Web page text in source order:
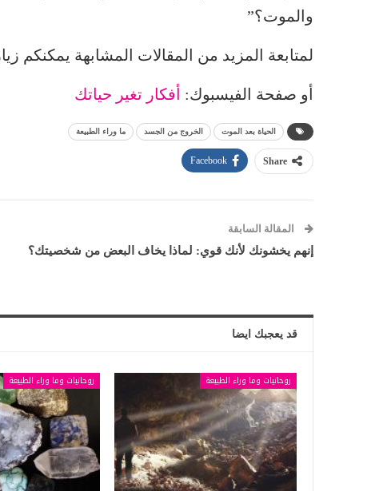
والموت؟”
لمتابعة المزيد من المقالات المشابهة يمكنكم
أو صفحة الفيسبوك: أفكار تغير حياتك
الحياة بعد الموت الخروج من الجسد ما وراء الطبيعة
Share
Facebook
المقالة السابقة
إنهم يخشونك لأنك قوي: لماذا يخاف البعض من شخصيتك؟
قد يعجبك ايضا
روحانيات وما وراء الطبيعة روحانيات وما وراء الطبيعة